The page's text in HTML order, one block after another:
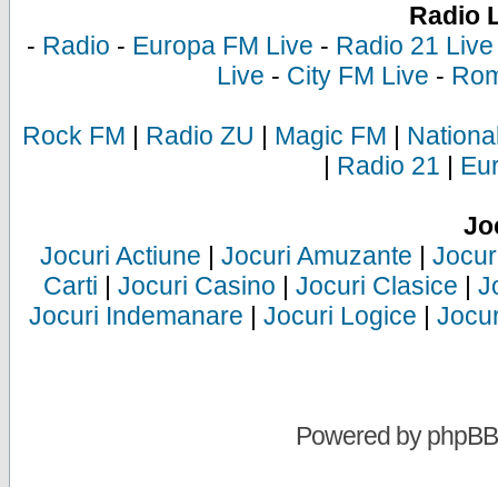
Radio
- Radio - Europa FM Live - Radio 21 Live
Live - City FM Live -
Rock FM | Radio ZU | Magic FM |
| Radio 21 |
Jocuri Actiune | Jocuri Amuzante |
Carti | Jocuri Casino | Jocuri Clasice |
Jocuri Indemanare | Jocuri Logice |
Powered byphpBB